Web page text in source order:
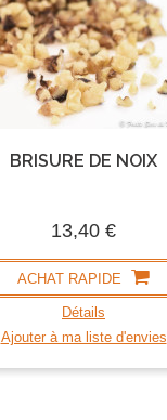
BRISURE DE NOIX
13,40 €
ACHAT RAPIDE
Détails
Ajouter à ma liste d'envies